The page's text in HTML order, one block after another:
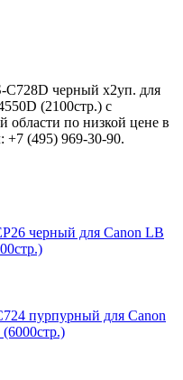
C728D черный x2уп. для
(2100стр.) с
области по низкой цене в
+7 (495) 969-30-90.
черный для Canon LB
пурпурный для Canon